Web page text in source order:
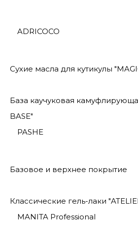
ADRICOCO
Сухие масла для кутикулы
База каучуковая
BASE"
PASHE
Базовое и верхнее покрытие
Классические гель-лаки
MANITA Professional